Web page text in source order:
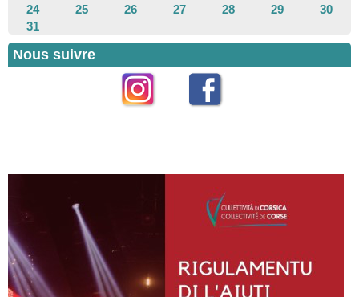
24
25 26 27 28 29
30
31
Nous suivre